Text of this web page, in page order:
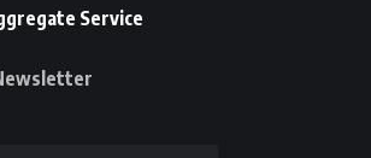
Service